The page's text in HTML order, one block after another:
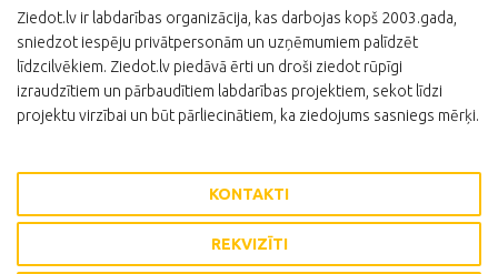
Ziedot.lv ir labdarības organizācija, kas darbojas kopš 2003.gada,
sniedzot iespēju privātpersonām un uzņēmumiem palīdzēt
līdzcilvēkiem. Ziedot.lv piedāvā ērti un droši ziedot rūpīgi
izraudzītiem un pārbaudītiem labdarības projektiem, sekot līdzi
projektu virzībai un būt pārliecinātiem, ka ziedojums sasniegs mērķi.
KONTAKTI
REKVIZĪTI